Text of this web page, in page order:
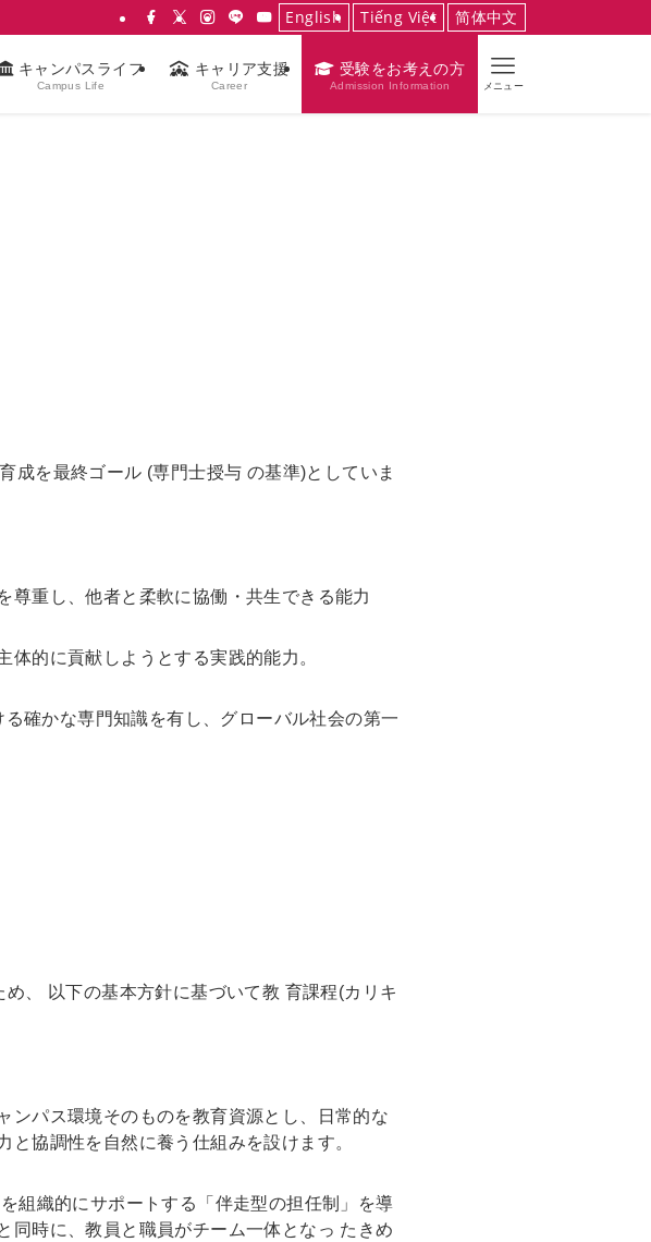
English Tiếng Việt 简体中文
キャンパスライフ
Campus Life
キャリア支援
Career
受験をお考えの方
Admission Information メニュー
成を最終ゴール (専門士授与 の基準)としていま
尊重し、他者と柔軟に協働・共生できる能力
的に貢献しようとする実践的能力。
確かな専門知識を有し、グローバル社会の第一
、 以下の基本方針に基づいて教 育課程(カリキ
ンパス環境そのものを教育資源とし、日常的な
協調性を自然に養う仕組みを設けます。
組織的にサポートする「伴走型の担任制」を導
同時に、教員と職員がチーム一体となっ たきめ